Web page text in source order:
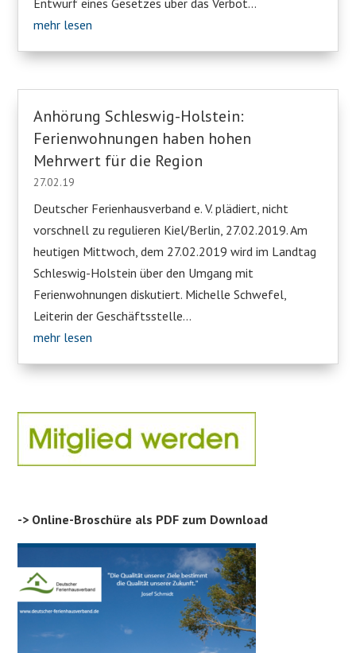
Entwurf eines Gesetzes über das Verbot...
mehr lesen
Anhörung Schleswig-Holstein:
Ferienwohnungen haben hohen
Mehrwert für die Region
27.02.19
Deutscher Ferienhausverband e. V. plädiert, nicht
vorschnell zu regulieren Kiel/Berlin, 27.02.2019. Am
heutigen Mittwoch, dem 27.02.2019 wird im Landtag
Schleswig-Holstein über den Umgang mit
Ferienwohnungen diskutiert. Michelle Schwefel,
Leiterin der Geschäftsstelle...
mehr lesen
-> Online-Broschüre als PDF zum Download